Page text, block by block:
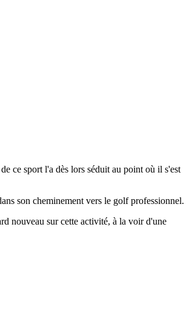
ce sport l'a dès lors séduit au point où il s'est
son cheminement vers le golf professionnel.
nouveau sur cette activité, à la voir d'une